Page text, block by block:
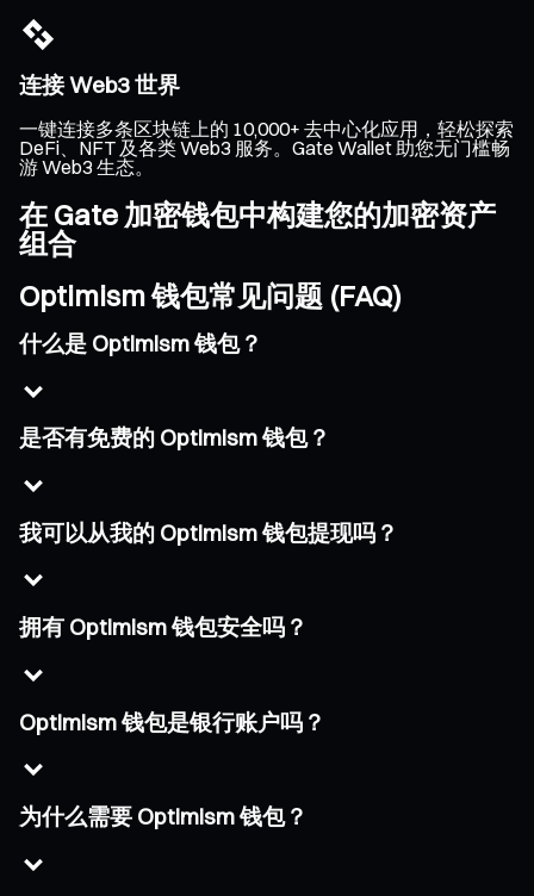
连接 Web3 世界
一键连接多条区块链上的 10,000+ 去中心化应用，轻松探索
DeFi、NFT 及各类 Web3 服务。Gate Wallet 助您无门槛畅
游 Web3 生态。
在 Gate 加密钱包中构建您的加密资产
组合
Optimism 钱包常见问题 (FAQ)
什么是 Optimism 钱包？
是否有免费的 Optimism 钱包？
我可以从我的 Optimism 钱包提现吗？
拥有 Optimism 钱包安全吗？
Optimism 钱包是银行账户吗？
为什么需要 Optimism 钱包？